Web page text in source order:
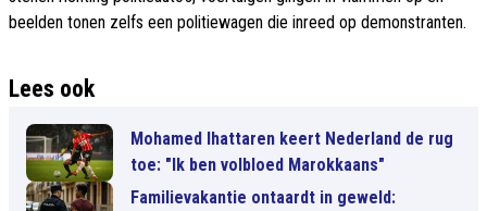
beelden tonen zelfs een politiewagen die inreed op demonstranten.
Lees ook
Mohamed Ihattaren keert Nederland de rug
toe: "Ik ben volbloed Marokkaans"
Familievakantie ontaardt in geweld: